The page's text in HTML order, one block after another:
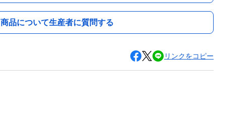
商品について生産者に質問する
リンクをコピー